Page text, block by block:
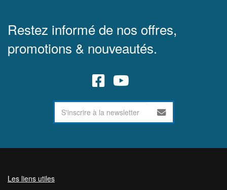
Restez informé de nos offres,
promotions & nouveautés.
Les liens utiles